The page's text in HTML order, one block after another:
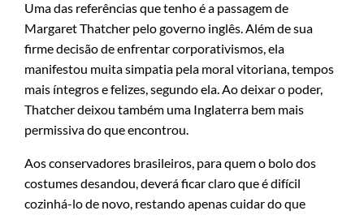
Uma das referências que tenho é a passagem de
Margaret Thatcher pelo governo inglês. Além de sua
firme decisão de enfrentar corporativismos, ela
manifestou muita simpatia pela moral vitoriana, tempos
mais íntegros e felizes, segundo ela. Ao deixar o poder,
Thatcher deixou também uma Inglaterra bem mais
permissiva do que encontrou.
Aos conservadores brasileiros, para quem o bolo dos
costumes desandou, deverá ficar claro que é difícil
cozinhá-lo de novo, restando apenas cuidar do que